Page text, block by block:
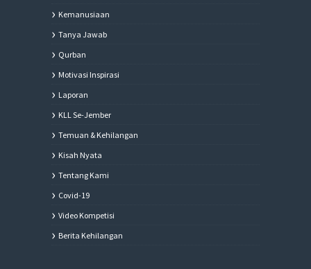
Kemanusiaan
Tanya Jawab
Qurban
Motivasi Inspirasi
Laporan
KLL Se-Jember
Temuan & Kehilangan
Kisah Nyata
Tentang Kami
Covid-19
Video Kompetisi
Berita Kehilangan